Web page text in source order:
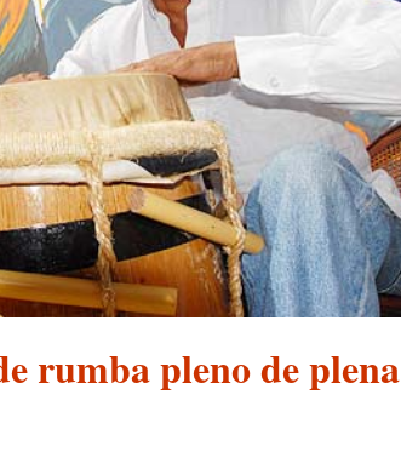
rumba pleno de plena